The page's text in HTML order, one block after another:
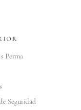
Perma
Seguridad